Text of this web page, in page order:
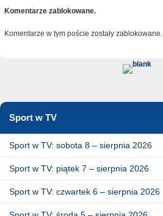
Komentarze zablokowane.
Komentarze w tym poście zostały zablokowane.
Sport w TV
Sport w TV: sobota 8 – sierpnia 2026
Sport w TV: piątek 7 – sierpnia 2026
Sport w TV: czwartek 6 – sierpnia 2026